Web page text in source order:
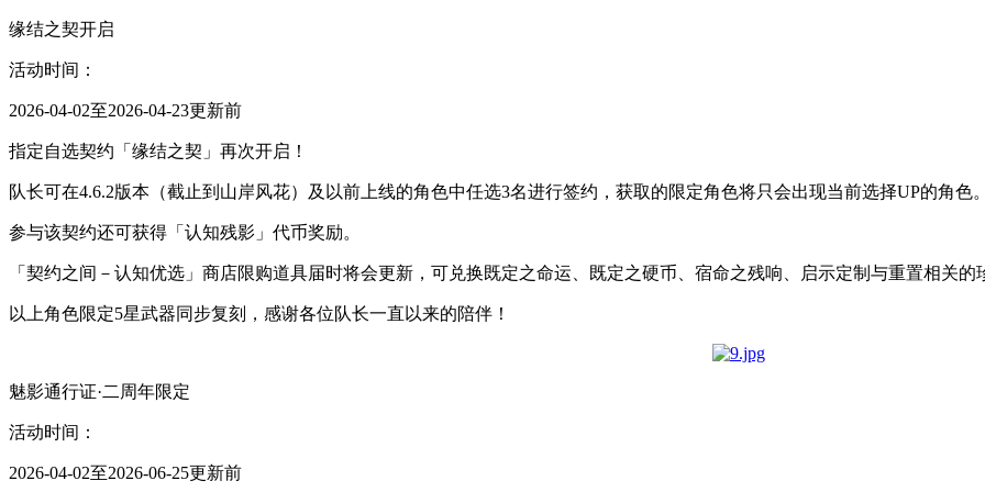
缘结之契开启
活动时间：
2026-04-02至2026-04-23更新前
指定自选契约「缘结之契」再次开启！
队长可在4.6.2版本（截止到山岸风花）及以前上线的角色中任选3名进行签约，获取的限定角色将只会出现当前选择UP的角色。
参与该契约还可获得「认知残影」代币奖励。
「契约之间－认知优选」商店限购道具届时将会更新，可兑换既定之命运、既定之硬币、宿命之残响、启示定制与重置相关的
以上角色限定5星武器同步复刻，感谢各位队长一直以来的陪伴！
魅影通行证·二周年限定
活动时间：
2026-04-02至2026-06-25更新前